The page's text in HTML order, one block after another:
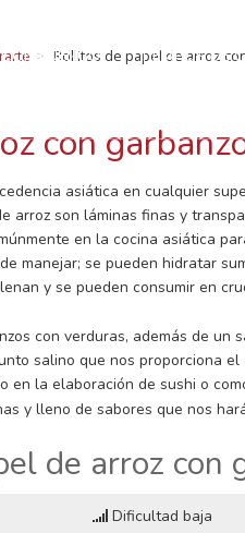
LUENGO TIEMPOS DE
Rollitos de papel de arroz
con
asiática en cualquier
arroz son láminas finas y
en la cocina asiática
manejar; se pueden hidratar
y se pueden consumir en
con verduras, además de un
salino que nos proporciona
la elaboración de sushi o
y lleno de sabores que nos
de arroz con
Dificultad baja